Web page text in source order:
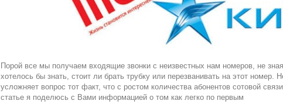
Порой все мы получаем входящие звонки с неизвестных нам номеров, не
хотелось бы знать, стоит ли брать трубку или перезванивать на этот
усложняет вопрос тот факт, что с ростом количества абонентов сотовой
статье я поделюсь с Вами информацией о том как легко по первым